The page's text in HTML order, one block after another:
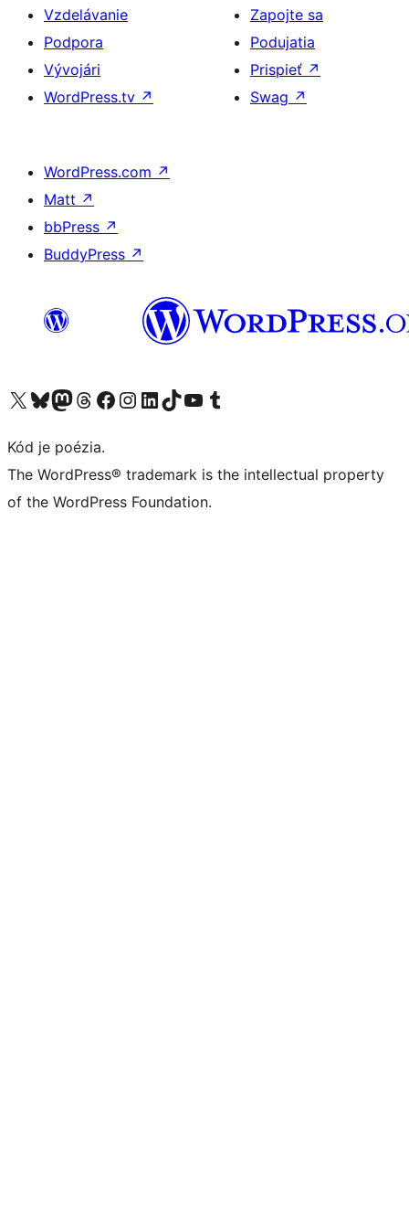
Vzdelávanie
Podpora
Vývojári
WordPress.tv ↗
Zapojte sa
Podujatia
Prispieť ↗
Swag ↗
WordPress.com ↗
Matt ↗
bbPress ↗
BuddyPress ↗
Navštívte náš účet na X (predtým Twitter)
Navštívte náš účet na platforme Bluesky
Navštívte náš účet na Mastodone
Navštívte náš účet na platforme Threads
Navštívte našu stránku na Facebooku
Navštívte náš účet Instagram
Navštívte náš účet LinkedIn
Navštívte náš účet na platforme TikTok
Navštívte náš kanál YouTube
Navštívte náš účet na platforme Tumblr
Kód je poézia.
The WordPress® trademark is the intellectual property
of the WordPress Foundation.